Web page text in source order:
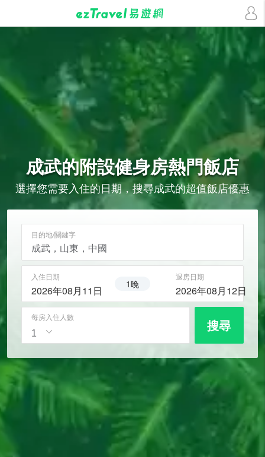
成武的附設健身房熱門飯店
選擇您需要入住的日期，搜尋成武的超值飯店優惠
目的地/關鍵字
入住日期
2026年08月11日 1晚
退房日期
2026年08月12日
每房入住人數 搜尋